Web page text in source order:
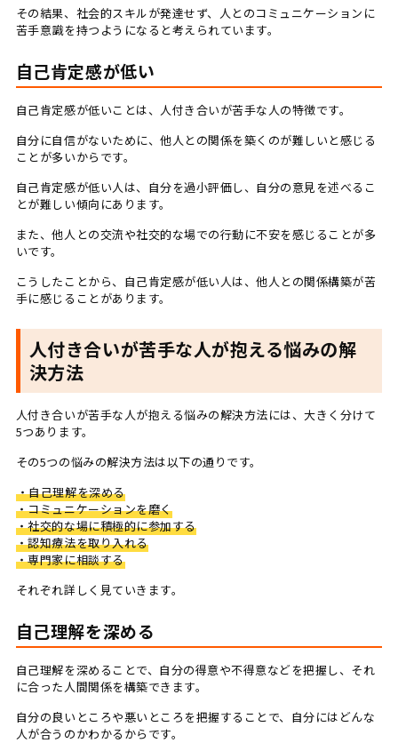
その結果、社会的スキルが発達せず、人とのコミュニケーションに
苦手意識を持つようになると考えられています。
自己肯定感が低い
自己肯定感が低いことは、人付き合いが苦手な人の特徴です。
自分に自信がないために、他人との関係を築くのが難しいと感じる
ことが多いからです。
自己肯定感が低い人は、自分を過小評価し、自分の意見を述べるこ
とが難しい傾向にあります。
また、他人との交流や社交的な場での行動に不安を感じることが多
いです。
こうしたことから、自己肯定感が低い人は、他人との関係構築が苦
手に感じることがあります。
人付き合いが苦手な人が抱える悩みの解
決方法
人付き合いが苦手な人が抱える悩みの解決方法には、大きく分けて
5つあります。
その5つの悩みの解決方法は以下の通りです。
・自己理解を深める
・コミュニケーションを磨く
・社交的な場に積極的に参加する
・認知療法を取り入れる
・専門家に相談する
それぞれ詳しく見ていきます。
自己理解を深める
自己理解を深めることで、自分の得意や不得意などを把握し、それ
に合った人間関係を構築できます。
自分の良いところや悪いところを把握することで、自分にはどんな
人が合うのかわかるからです。